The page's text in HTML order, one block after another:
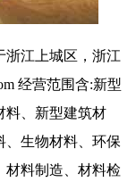
浙江上城区，浙江
经营范围含:新型
料、新型建筑材
、生物材料、环保
材料制造、材料检